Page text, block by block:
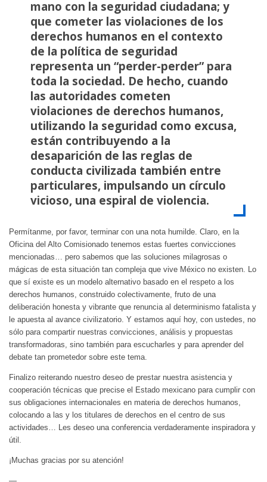
mano con la seguridad ciudadana; y
que cometer las violaciones de los
derechos humanos en el contexto
de la política de seguridad
representa un “perder-perder” para
toda la sociedad. De hecho, cuando
las autoridades cometen
violaciones de derechos humanos,
utilizando la seguridad como excusa,
están contribuyendo a la
desaparición de las reglas de
conducta civilizada también entre
particulares, impulsando un círculo
vicioso, una espiral de violencia.
Permítanme, por favor, terminar con una nota humilde. Claro, en la
Oficina del Alto Comisionado tenemos estas fuertes convicciones
mencionadas… pero sabemos que las soluciones milagrosas o
mágicas de esta situación tan compleja que vive México no existen. Lo
que sí existe es un modelo alternativo basado en el respeto a los
derechos humanos, construido colectivamente, fruto de una
deliberación honesta y vibrante que renuncia al determinismo fatalista y
le apuesta al avance civilizatorio. Y estamos aquí hoy, con ustedes, no
sólo para compartir nuestras convicciones, análisis y propuestas
transformadoras, sino también para escucharles y para aprender del
debate tan prometedor sobre este tema.
Finalizo reiterando nuestro deseo de prestar nuestra asistencia y
cooperación técnicas que precise el Estado mexicano para cumplir con
sus obligaciones internacionales en materia de derechos humanos,
colocando a las y los titulares de derechos en el centro de sus
actividades… Les deseo una conferencia verdaderamente inspiradora y
útil.
¡Muchas gracias por su atención!